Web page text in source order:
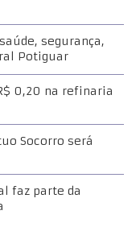
segurança,
Potiguar
0,20 na refinaria
Socorro será
faz parte da